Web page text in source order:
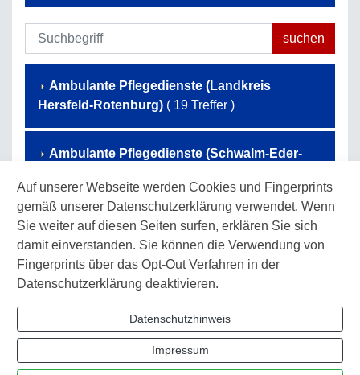
Auf unserer Webseite werden Cookies und Fingerprints
gemäß unserer Datenschutzerklärung verwendet. Wenn
Sie weiter auf diesen Seiten surfen, erklären Sie sich
damit einverstanden. Sie können die Verwendung von
Fingerprints über das Opt-Out Verfahren in der
Datenschutzerklärung deaktivieren.
Datenschutzhinweis
Impressum
Ambulante Pflegedienste (Landkreis
Hersfeld-Rotenburg) ( 19 Treffer )
Ambulante Pflegedienste (Schwalm-Eder-
Ambulante Pflegedienste (Werra-Meißner-
Kreis) ( 36 Treffer )
Ambulante Pflegedienste (Landkreis
Waldeck-Frankenberg)( 40 Treffer )